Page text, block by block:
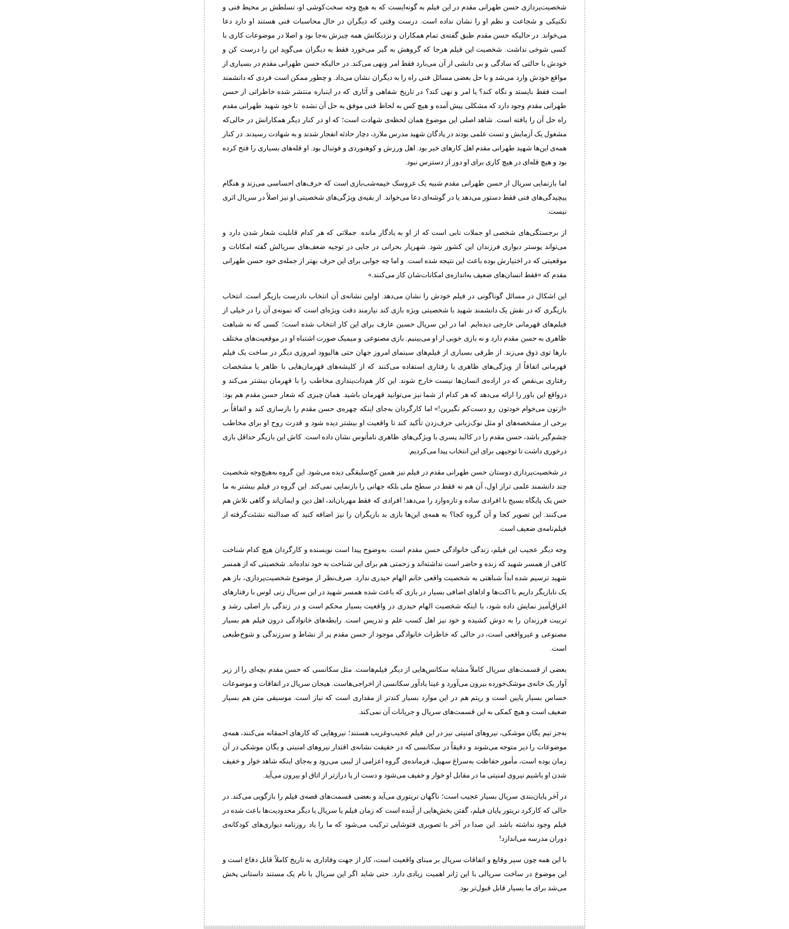
شخصیت‌پردازی حسن طهرانی مقدم در این فیلم به گونه‌ایست که به هیچ وجه سخت‌کوشی او، تسلطش بر محیط فنی و
تکنیکی و شجاعت و نظم او را نشان نداده است. درست وقتی که دیگران در حال محاسبات فنی هستند او دارد دعا
می‌خواند. در حالیکه حسن مقدم طبق گفته‌ی تمام همکاران و نزدیکانش همه چیزش به‌جا بود و اصلا در موضوعات کاری با
کسی شوخی نداشت. شخصیت این فیلم هرجا که گروهش به گیر می‌خورد فقط به دیگران می‌گوید این را درست کن و
خودش با حالتی که سادگی و بی دانشی از آن می‌بارد فقط امر ونهی می‌کند. در حالیکه حسن طهرانی مقدم در بسیاری از
مواقع خودش وارد می‌شد و با حل بعضی مسائل فنی راه را به دیگران نشان می‌داد. و چطور ممکن است فردی که دانشمند
است فقط بایستد و نگاه کند؟ یا امر و نهی کند؟ در تاریخ شفاهی و آثاری که در اینباره منتشر شده خاطراتی از حسن
طهرانی مقدم وجود دارد که مشکلی پیش آمده و هیچ کس به لحاظ فنی موفق به حل آن نشده تا خود شهید طهرانی مقدم
راه حل آن را یافته است. شاهد اصلی این موضوع همان لحظه‌ی شهادت است؛ که او در کنار دیگر همکارانش در حالی‌که
مشغول یک آزمایش و تست علمی بودند در پادگان شهید مدرس ملارد، دچار حادثه انفجار شدند و به شهادت رسیدند. در کنار
همه‌ی این‌ها شهید طهرانی مقدم اهل کارهای خیر بود. اهل ورزش و کوهنوردی و فوتبال بود. او قله‌های بسیاری را فتح کرده
بود و هیچ قله‌ای در هیچ کاری برای او دور از دسترس نبود.
اما بازنمایی سریال از حسن طهرانی مقدم شبیه یک عروسک خیمه‌شب‌بازی است که حرف‌های احساسی می‌زند و هنگام
پیچیدگی‌های فنی فقط دستور می‌دهد یا در گوشه‌ای دعا می‌خواند. از بقیه‌ی ویژگی‌های شخصیتی او نیز اصلاً در سریال اثری
نیست.
از برجستگی‌های شخصی او جملات نابی است که از او به یادگار مانده‌. جملاتی که هر کدام قابلیت شعار شدن دارد و
می‌تواند پوستر دیواری فرزندان این کشور شود. شهریار بحرانی در جایی در توجیه ضعف‌های سریالش گفته امکانات و
موقعیتی که در اختیارش بوده باعث این نتیجه شده است. و اما چه جوابی برای این حرف بهتر از جمله‌ی خود حسن طهرانی
مقدم که «فقط انسان‌های ضعیف به‌اندازه‌ی امکانات‌شان کار می‌کنند.»
این اشکال در مسائل گوناگونی در فیلم خودش را نشان می‌دهد. اولین نشانه‌ی آن انتخاب نادرست بازیگر است. انتخاب
بازیگری که در نقش یک دانشمند شهید با شخصیتی ویژه بازی کند نیازمند دقت ویژه‌ای است که نمونه‌ی آن را در خیلی از
فیلم‌های قهرمانی خارجی دیده‌ایم. اما در این سریال حسین عارف برای این کار انتخاب شده است؛ کسی که نه شباهت
ظاهری به حسن مقدم دارد و نه بازی خوبی از او می‌بینیم. بازی مصنوعی و میمیک صورت اشتباه او در موقعیت‌های مختلف
بارها توی ذوق می‌زند. از طرفی بسیاری از فیلم‌های سینمای امروز جهان حتی هالیوود امروزی دیگر در ساخت یک فیلم
قهرمانی اتفاقاً از ویژگی‌های ظاهری یا رفتاری استفاده می‌کنند که از کلیشه‌های قهرمان‌هایی با ظاهر یا مشخصات
رفتاری بی‌نقص که در اراده‌ی انسان‌ها نیست خارج شوند. این کار هم‌ذات‌پنداری مخاطب را با قهرمان بیشتر می‌کند و
درواقع این باور را ارائه می‌دهد که هر کدام از شما نیز می‌توانید قهرمان باشید. همان چیزی که شعار حسن مقدم هم بود:
«ازتون می‌خوام خودتون رو دست‌کم نگیرین!» اما کارگردان به‌جای اینکه چهره‌ی حسن مقدم را بازسازی کند و اتفاقاً بر
برخی از مشخصه‌های او مثل نوک‌زبانی حرف‌زدن تأکید کند تا واقعیت او بیشتر دیده شود و قدرت روح او برای مخاطب
چشم‌گیر باشد، حسن مقدم را در کالبد پسری با ویژگی‌های ظاهری نامأنوس نشان داده است. کاش این بازیگر حداقل بازی
درخوری داشت تا توجیهی برای این انتخاب پیدا می‌کردیم.
در شخصیت‌پردازی دوستان حسن طهرانی مقدم در فیلم نیز همین کج‌سلیقگی دیده می‌شود. این گروه به‌هیچ‌وجه شخصیت
چند دانشمند علمی تراز اول، آن هم نه فقط در سطح ملی بلکه جهانی را بازنمایی نمی‌کند. این گروه در فیلم بیشتر به ما
حس یک پایگاه بسیج با افرادی ساده و تازه‌وارد را می‌دهد! افرادی که فقط مهربان‌اند، اهل دین و ایمان‌اند و گاهی تلاش هم
می‌کنند. این تصویر کجا و آن گروه کجا؟ به همه‌ی این‌ها بازی بد بازیگران را نیز اضافه کنید که صدالبته نشئت‌گرفته از
فیلم‌نامه‌ی ضعیف است.
وجه دیگر عجیب این فیلم، زندگی خانوادگی حسن مقدم است. به‌وضوح پیدا است نویسنده و کارگردان هیچ کدام شناخت
کافی از همسر شهید که زنده و حاضر است نداشته‌اند و زحمتی هم برای این شناخت به خود نداده‌اند. شخصیتی که از همسر
شهید ترسیم شده ابداً شباهتی به شخصیت واقعی خانم الهام حیدری ندارد. صرف‌نظر از موضوع شخصیت‌پردازی، باز هم
یک نابازیگر داریم با اکت‌ها و اداهای اضافی بسیار در بازی که باعث شده همسر شهید در این سریال زنی لوس با رفتارهای
اغراق‌آمیز نمایش داده‌ شود، با اینکه شخصیت الهام حیدری در واقعیت بسیار محکم است و در زندگی بار اصلی رشد و
تربیت فرزندان را به دوش کشیده و خود نیز اهل کسب علم و تدریس است. رابطه‌های خانوادگی درون فیلم هم بسیار
مصنوعی و غیرواقعی است، در حالی که خاطرات خانوادگی موجود از حسن مقدم پر از نشاط و سرزندگی و شوخ‌طبعی
است.
بعضی از قسمت‌های سریال کاملاً مشابه سکانس‌هایی از دیگر فیلم‌هاست. مثل سکانسی که حسن مقدم بچه‌ای را از زیر
آوار یک خانه‌ی موشک‌خورده بیرون می‌آورد و عینا یادآور سکانسی از اخراجی‌هاست. هیجان سریال در اتفاقات و موضوعات
حساس بسیار پایین است و ریتم هم در این موارد بسیار کندتر از مقداری است که نیاز است. موسیقی متن هم بسیار
ضعیف است و هیچ کمکی به این قسمت‌های سریال و جریانات آن نمی‌کند.
به‌جز تیم یگان موشکی، نیروهای امنیتی نیز در این فیلم عجیب‌وغریب هستند؛ نیروهایی که کارهای احمقانه می‌کنند، همه‌ی
موضوعات را دیر متوجه می‌شوند و دقیقاً در سکانسی که در حقیقت نشانه‌ی اقتدار نیروهای امنیتی و یگان موشکی در آن
زمان بوده است، مأمور حفاظت به‌سراغ سهیل، فرمانده‌ی گروه اعزامی از لیبی می‌رود و به‌جای اینکه شاهد خوار و خفیف
شدن او باشیم نیروی امنیتی ما در مقابل او خوار و خفیف می‌شود و دست از پا درازتر از اتاق او بیرون می‌آید.
در آخر پایان‌بندی سریال بسیار عجیب است؛ ناگهان نریتوری می‌آید و بعضی قسمت‌های قصه‌ی فیلم را بازگویی می‌کند. در
حالی که کارکرد نریتور پایان فیلم، گفتن بخش‌هایی از آینده است که زمان فیلم یا سریال یا دیگر محدودیت‌ها باعث شده در
فیلم وجود نداشته باشد. این صدا در آخر با تصویری فتوشاپی ترکیب می‌شود که ما را یاد روزنامه دیواری‌های کودکانه‌ی
دوران مدرسه می‌اندازد!
با این همه چون سیر وقایع و اتفاقات سریال بر مبنای واقعیت است، کار از جهت وفاداری به تاریخ کاملاً قابل دفاع است و
این موضوع در ساخت سریالی با این ژانر اهمیت زیادی دارد. حتی شاید اگر این سریال با نام یک مستند داستانی پخش
می‌شد برای ما بسیار قابل قبول‌تر بود.